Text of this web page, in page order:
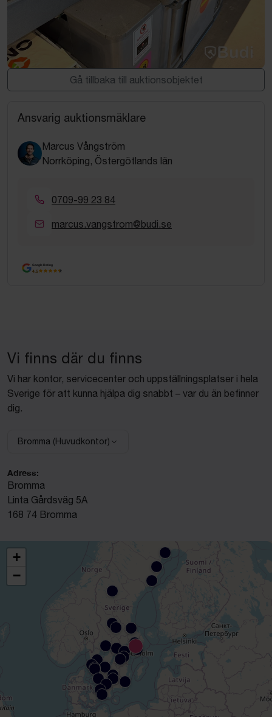
Gå tillbaka till auktionsobjektet
Ansvarig auktionsmäklare
Marcus Vångström
Norrköping, Östergötlands län
0709-99 23 84
marcus.vangstrom@budi.se
Google Rating
4.5
Vi finns där du finns
Vi har kontor, servicecenter och uppställningsplatser i hela
Sverige för att kunna hjälpa dig snabbt – var du än befinner
dig.
Välj anläggning:
Bromma (Huvudkontor)
Adress:
Bromma
Linta Gårdsväg 5A
168 74 Bromma
+
−